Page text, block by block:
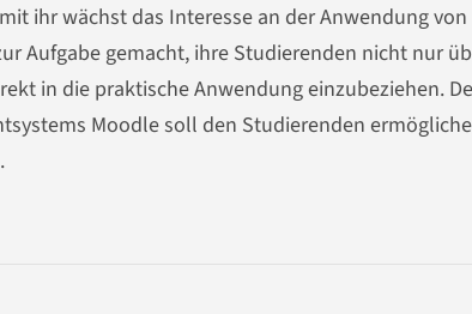
ihr wächst das Interesse an der Anwendung von
Aufgabe gemacht, ihre Studierenden nicht nur
in die praktische Anwendung einzubeziehen.
Moodle soll den Studierenden